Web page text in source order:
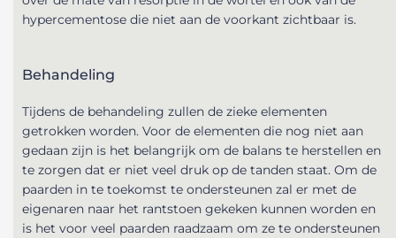
hypercementose die niet aan de voorkant zichtbaar is.
Behandeling
Tijdens de behandeling zullen de zieke elementen
getrokken worden. Voor de elementen die nog niet aan
gedaan zijn is het belangrijk om de balans te herstellen en
te zorgen dat er niet veel druk op de tanden staat. Om de
paarden in te toekomst te ondersteunen zal er met de
eigenaren naar het rantstoen gekeken kunnen worden en
is het voor veel paarden raadzaam om ze te ondersteunen